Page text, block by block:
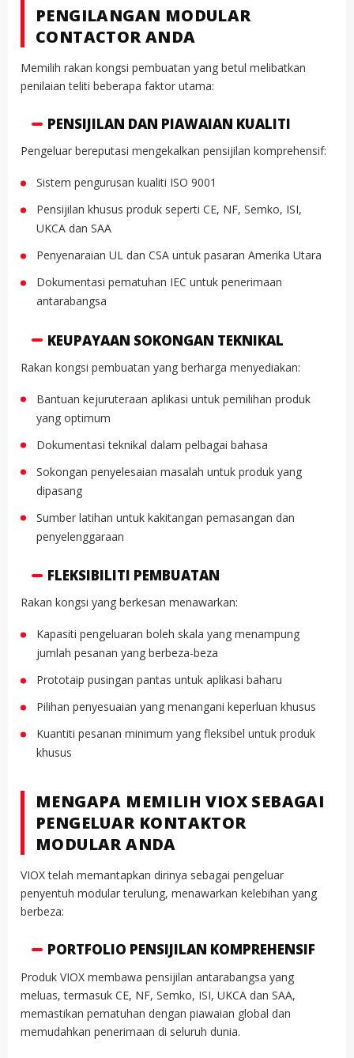
PENGILANGAN MODULAR
CONTACTOR ANDA
Memilih rakan kongsi pembuatan yang betul melibatkan
penilaian teliti beberapa faktor utama:
PENSIJILAN DAN PIAWAIAN KUALITI
Pengeluar bereputasi mengekalkan pensijilan komprehensif:
Sistem pengurusan kualiti ISO 9001
Pensijilan khusus produk seperti CE, NF, Semko, ISI,
UKCA dan SAA
Penyenaraian UL dan CSA untuk pasaran Amerika Utara
Dokumentasi pematuhan IEC untuk penerimaan
antarabangsa
KEUPAYAAN SOKONGAN TEKNIKAL
Rakan kongsi pembuatan yang berharga menyediakan:
Bantuan kejuruteraan aplikasi untuk pemilihan produk
yang optimum
Dokumentasi teknikal dalam pelbagai bahasa
Sokongan penyelesaian masalah untuk produk yang
dipasang
Sumber latihan untuk kakitangan pemasangan dan
penyelenggaraan
FLEKSIBILITI PEMBUATAN
Rakan kongsi yang berkesan menawarkan:
Kapasiti pengeluaran boleh skala yang menampung
jumlah pesanan yang berbeza-beza
Prototaip pusingan pantas untuk aplikasi baharu
Pilihan penyesuaian yang menangani keperluan khusus
Kuantiti pesanan minimum yang fleksibel untuk produk
khusus
MENGAPA MEMILIH VIOX SEBAGAI
PENGELUAR KONTAKTOR
MODULAR ANDA
VIOX telah memantapkan dirinya sebagai pengeluar
penyentuh modular terulung, menawarkan kelebihan yang
berbeza:
PORTFOLIO PENSIJILAN KOMPREHENSIF
Produk VIOX membawa pensijilan antarabangsa yang
meluas, termasuk CE, NF, Semko, ISI, UKCA dan SAA,
memastikan pematuhan dengan piawaian global dan
memudahkan penerimaan di seluruh dunia.